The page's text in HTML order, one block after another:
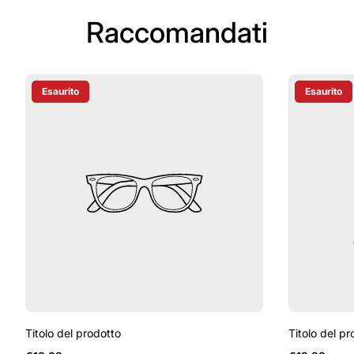
Raccomandati
Etichetta Del Prodotto:
Esaurito
Titolo del prodotto
Etichetta
Esaurito
Titolo del